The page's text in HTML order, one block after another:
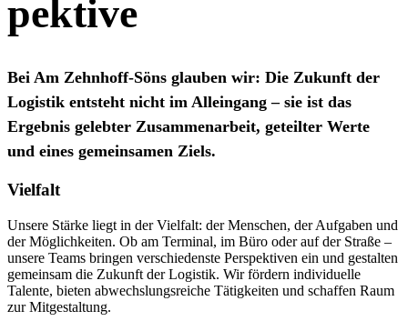
pektive
Bei Am Zehnhoff-Söns glauben wir: Die Zukunft der
Logistik entsteht nicht im Alleingang – sie ist das
Ergebnis gelebter Zusammenarbeit, geteilter Werte
und eines gemeinsamen Ziels.
Vielfalt
Unsere Stärke liegt in der Vielfalt: der Menschen, der Aufgaben und
der Möglichkeiten. Ob am Terminal, im Büro oder auf der Straße –
unsere Teams bringen verschiedenste Perspektiven ein und gestalten
gemeinsam die Zukunft der Logistik. Wir fördern individuelle
Talente, bieten abwechslungsreiche Tätigkeiten und schaffen Raum
zur Mitgestaltung.